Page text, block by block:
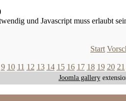
und Javascript muss erlaubt
Start
9 10 11 12 13 14 15 16 17 18 19 20 21
Joomla gallery